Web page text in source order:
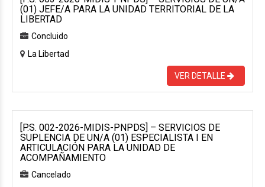
(01) JEFE/A PARA LA UNIDAD TERRITORIAL DE LA
LIBERTAD
Concluido
La Libertad
VER DETALLE
[P.S. 002-2026-MIDIS-PNPDS] – SERVICIOS DE
SUPLENCIA DE UN/A (01) ESPECIALISTA I EN
ARTICULACIÓN PARA LA UNIDAD DE
ACOMPAÑAMIENTO
Cancelado